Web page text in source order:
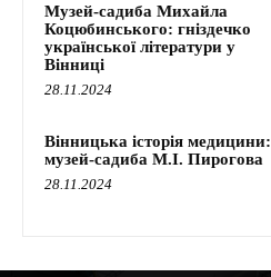
Музей-садиба Михайла
Коцюбинського: гніздечко
української літератури у
Вінниці
28.11.2024
Вінницька історія медицини:
музей-садиба М.І. Пирогова
28.11.2024